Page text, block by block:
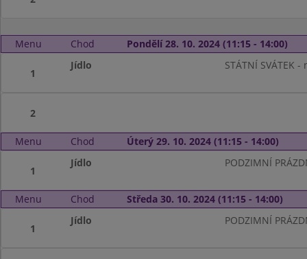
Menu Chod Pondělí 28. 10. 2024 (11:15 - 14:00)
1
Jídlo STÁTNÍ SVÁTEK
2
Menu Chod Úterý 29. 10. 2024 (11:15 - 14:00)
1
Jídlo PODZIMNÍ
Menu Chod Středa 30. 10. 2024 (11:15 - 14:00)
1
Jídlo PODZIMNÍ